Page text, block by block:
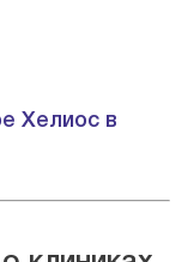
Хелиос в